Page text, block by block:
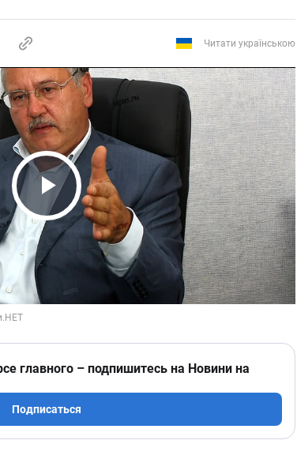
Читати українською
Play Video
главного – подпишитесь на Новини на
Подписаться